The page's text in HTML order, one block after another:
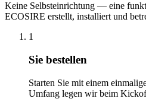
Keine Selbsteinrichtung — eine
ECOSIRE erstellt, installiert und
1
Sie bestellen
Starten Sie mit einem
Umfang legen wir beim